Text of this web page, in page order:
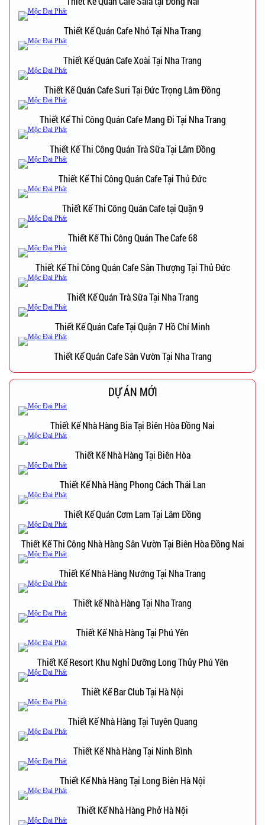
Thiết Kế Quán Cafe Nhỏ Tại Nha Trang
Thiết Kế Quán Cafe Xoài Tại Nha Trang
Thiết Kế Quán Cafe Suri Tại Đức Trọng Lâm Đồng
Thiết Kế Thi Công Quán Cafe Mang Đi Tại Nha Trang
Thiết Kế Thi Công Quán Trà Sữa Tại Lâm Đồng
Thiết Kế Thi Công Quán Cafe Tại Thủ Đức
Thiết Kế Thi Công Quán Cafe tại Quận 9
Thiết Kế Thi Công Quán The Cafe 68
Thiết Kế Thi Công Quán Cafe Sân Thượng Tại Thủ Đức
Thiết Kế Quán Trà Sữa Tại Nha Trang
Thiết Kế Quán Cafe Tại Quận 7 Hồ Chí Minh
Thiết Kế Quán Cafe Sân Vườn Tại Nha Trang
DỰ ÁN MỚI
Thiết Kế Nhà Hàng Bia Tại Biên Hòa Đồng Nai
Thiết Kế Nhà Hàng Tại Biên Hòa
Thiết Kế Nhà Hàng Phong Cách Thái Lan
Thiết Kế Quán Cơm Lam Tại Lâm Đồng
Thiết Kế Thi Công Nhà Hàng Sân Vườn Tại Biên Hòa Đồng Nai
Thiết Kế Nhà Hàng Nướng Tại Nha Trang
Thiết kế Nhà Hàng Tại Nha Trang
Thiết Kế Nhà Hàng Tại Phú Yên
Thiết Kế Resort Khu Nghỉ Dưỡng Long Thủy Phú Yên
Thiết Kế Bar Club Tại Hà Nội
Thiết Kế Nhà Hàng Tại Tuyên Quang
Thiết Kế Nhà Hàng Tại Ninh Bình
Thiết Kế Nhà Hàng Tại Long Biên Hà Nội
Thiết Kế Nhà Hàng Phở Hà Nội